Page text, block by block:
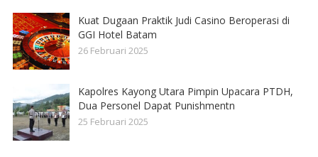
Kuat Dugaan Praktik Judi Casino Beroperasi di
GGI Hotel Batam
26 Februari 2025
Kapolres Kayong Utara Pimpin Upacara PTDH,
Dua Personel Dapat Punishmentn
25 Februari 2025